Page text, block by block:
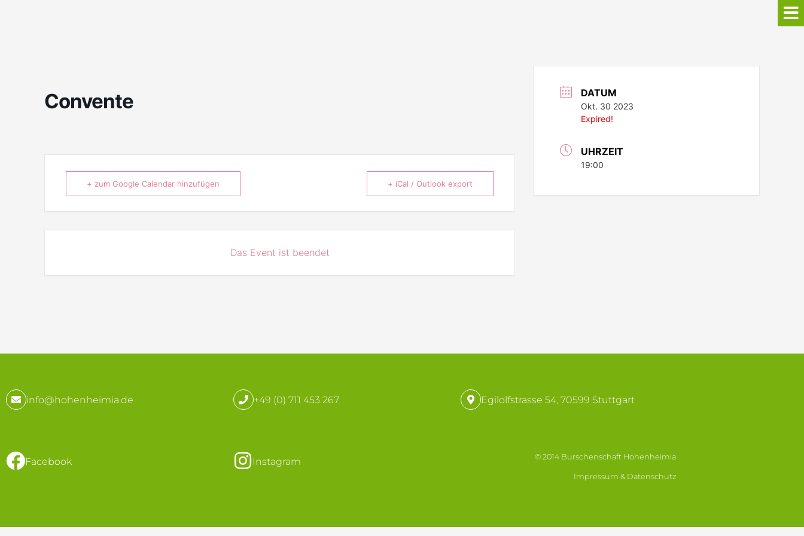
Convente
+ zum Google Calendar hinzufügen + iCal / Outlook export
Das Event ist beendet
DATUM
Okt. 30 2023
Expired!
UHRZEIT
19:00
info@hohenheimia.de +49 (0) 711 453 267 Egilolfstrasse 54, 70599 Stuttgart
Facebook Instagram © 2014 Burschenschaft Hohenheimia
Impressum & Datenschutz